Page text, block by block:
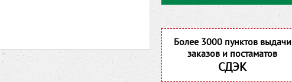
Более 3000 пунктов выдачи
заказов и постаматов
СДЭК